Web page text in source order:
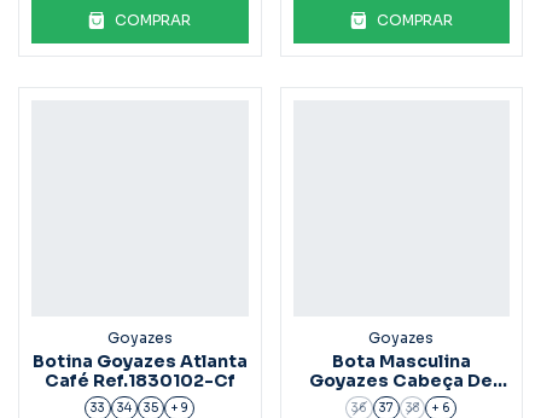
COMPRAR COMPRAR
Goyazes
Botina Goyazes Atlanta
Café Ref.1830102-Cf
33 34 35 + 9
Goyazes
Bota Masculina
Goyazes Cabeça De
Boi Ref.211503
36 37 38 + 6